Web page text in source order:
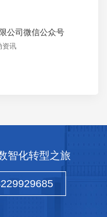
公司微信公众号
资讯
智化转型之旅